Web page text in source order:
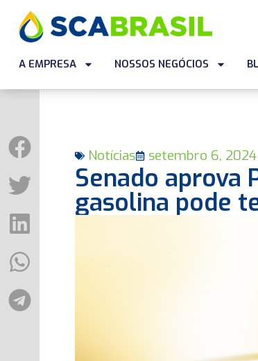
A EMPRESA NOSSOS NEGÓCIOS
Notícias setembro 6, 2024
Senado aprova
gasolina pode